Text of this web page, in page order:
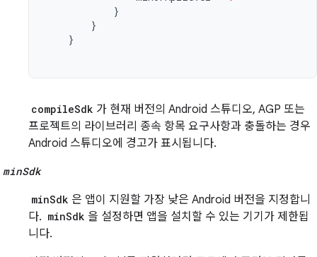
}
}
}
compileSdk 가 현재 버전의 Android 스튜디오, AGP 또는
프로젝트의 라이브러리 종속 항목 요구사항과 충돌하는 경우
Android 스튜디오에 경고가 표시됩니다.
minSdk
minSdk 은 앱이 지원할 가장 낮은 Android 버전을 지정합니
다. minSdk 을 설정하면 앱을 설치할 수 있는 기기가 제한됩
니다.